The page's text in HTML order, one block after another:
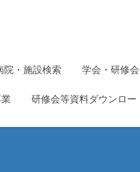
院・施設検索 学会・研修会
研修会等資料ダウンロー